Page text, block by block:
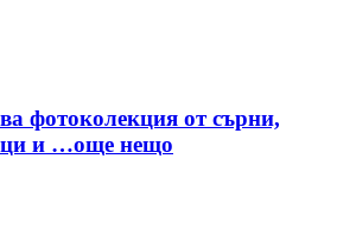
фотоколекция от сърни,
и …още нещо